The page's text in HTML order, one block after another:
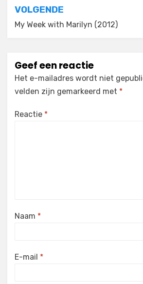
VOLGENDE
My Week with Marilyn (2012)
Geef een reactie
Het e-mailadres wordt niet
velden zijn gemarkeerd met *
Reactie *
Naam *
E-mail *